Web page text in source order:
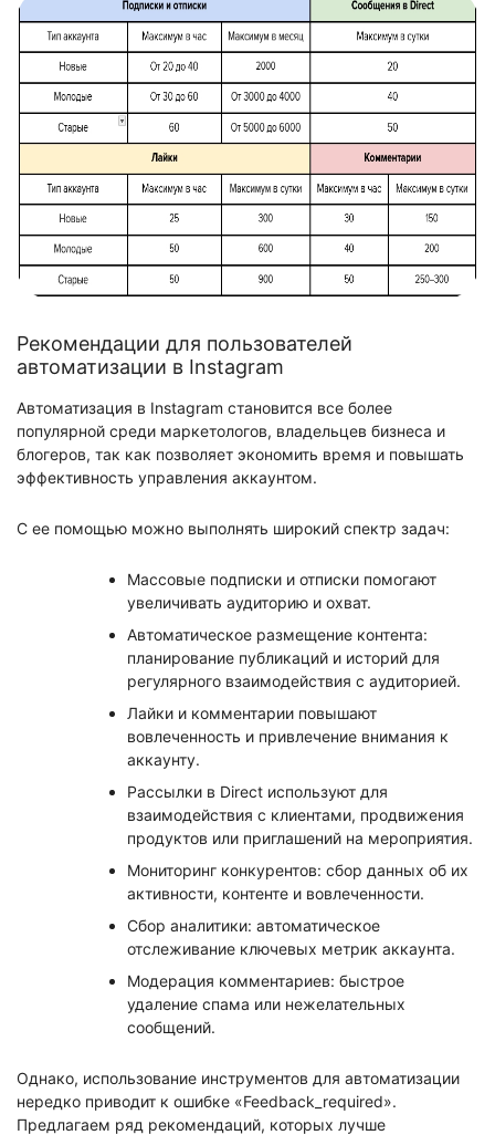
Рекомендации для пользователей
автоматизации в Instagram
Автоматизация в Instagram становится все более
популярной среди маркетологов, владельцев бизнеса и
блогеров, так как позволяет экономить время и повышать
эффективность управления аккаунтом.
С ее помощью можно выполнять широкий спектр задач:
Массовые подписки и отписки помогают
увеличивать аудиторию и охват.
Автоматическое размещение контента:
планирование публикаций и историй для
регулярного взаимодействия с аудиторией.
Лайки и комментарии повышают
вовлеченность и привлечение внимания к
аккаунту.
Рассылки в Direct используют для
взаимодействия с клиентами, продвижения
продуктов или приглашений на мероприятия.
Мониторинг конкурентов: сбор данных об их
активности, контенте и вовлеченности.
Сбор аналитики: автоматическое
отслеживание ключевых метрик аккаунта.
Модерация комментариев: быстрое
удаление спама или нежелательных
сообщений.
Однако, использование инструментов для автоматизации
нередко приводит к ошибке «Feedback_required».
Предлагаем ряд рекомендаций, которых лучше